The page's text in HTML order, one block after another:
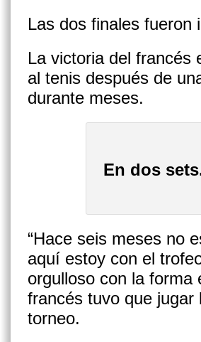
Las dos finales fueron
La victoria del francés
al tenis después de
durante meses.
En dos
“Hace seis meses no
aquí estoy con el
orgulloso con la forma
francés tuvo que jugar
torneo.